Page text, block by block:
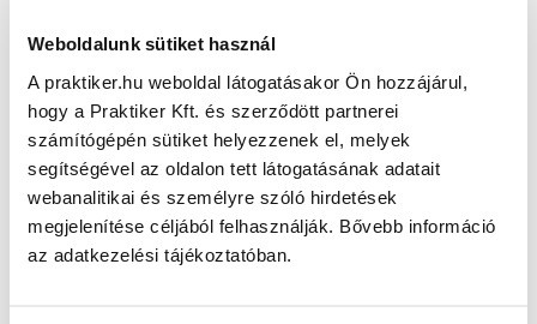
Weboldalunk sütiket használ
A praktiker.hu weboldal látogatásakor Ön hozzájárul,
hogy a Praktiker Kft. és szerződött partnerei
számítógépén sütiket helyezzenek el, melyek
segítségével az oldalon tett látogatásának adatait
webanalitikai és személyre szóló hirdetések
megjelenítése céljából felhasználják. Bővebb információ
az adatkezelési tájékoztatóban.
Adminisztrátor
Terület: Áruházi munkatárs
Helyszín: Veszprém